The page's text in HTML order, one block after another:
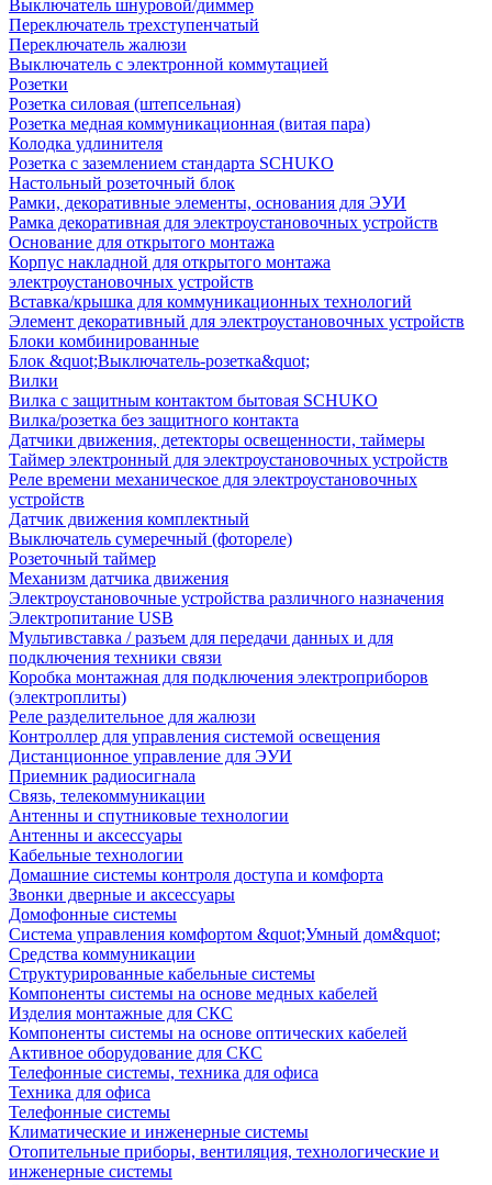
Выключатель шнуровой/диммер
Переключатель трехступенчатый
Переключатель жалюзи
Выключатель с электронной коммутацией
Розетки
Розетка силовая (штепсельная)
Розетка медная коммуникационная (витая пара)
Колодка удлинителя
Розетка с заземлением стандарта SCHUKO
Настольный розеточный блок
Рамки, декоративные элементы, основания для ЭУИ
Рамка декоративная для электроустановочных устройств
Основание для открытого монтажа
Корпус накладной для открытого монтажа
электроустановочных устройств
Вставка/крышка для коммуникационных технологий
Элемент декоративный для электроустановочных устройств
Блоки комбинированные
Блок &quot;Выключатель-розетка&quot;
Вилки
Вилка с защитным контактом бытовая SCHUKO
Вилка/розетка без защитного контакта
Датчики движения, детекторы освещенности, таймеры
Таймер электронный для электроустановочных устройств
Реле времени механическое для электроустановочных
устройств
Датчик движения комплектный
Выключатель сумеречный (фотореле)
Розеточный таймер
Механизм датчика движения
Электроустановочные устройства различного назначения
Электропитание USB
Мультивставка / разъем для передачи данных и для
подключения техники связи
Коробка монтажная для подключения электроприборов
(электроплиты)
Реле разделительное для жалюзи
Контроллер для управления системой освещения
Дистанционное управление для ЭУИ
Приемник радиосигнала
Связь, телекоммуникации
Антенны и спутниковые технологии
Антенны и аксессуары
Кабельные технологии
Домашние системы контроля доступа и комфорта
Звонки дверные и аксессуары
Домофонные системы
Система управления комфортом &quot;Умный дом&quot;
Средства коммуникации
Структурированные кабельные системы
Компоненты системы на основе медных кабелей
Изделия монтажные для СКС
Компоненты системы на основе оптических кабелей
Активное оборудование для СКС
Телефонные системы, техника для офиса
Техника для офиса
Телефонные системы
Климатические и инженерные системы
Отопительные приборы, вентиляция, технологические и
инженерные системы